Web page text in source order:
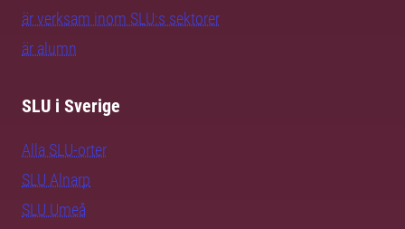
är verksam inom SLU:s sektorer
är alumn
SLU i Sverige
Alla SLU-orter
SLU Alnarp
SLU Umeå